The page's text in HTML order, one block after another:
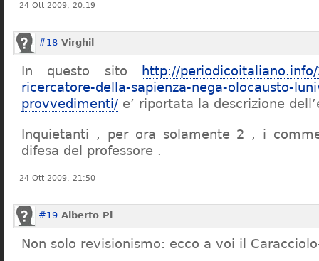
24 Ott 2009, 20:19
#18 Virghil
In questo sito
http://
ricercatore-della-sapienza-nega-olocausto-
provvedimenti/ e’ riportata la descrizione
Inquietanti , per ora solamente 2 , i
difesa del professore .
24 Ott 2009, 21:50
#19 Alberto Pi
Non solo revisionismo: ecco a voi il